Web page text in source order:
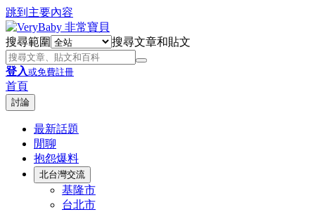
跳到主要內容
搜尋範圍 搜尋文章和貼文
登入或免費註冊
首頁
討論
最新話題
閒聊
抱怨爆料
北台灣交流
基隆市
台北市